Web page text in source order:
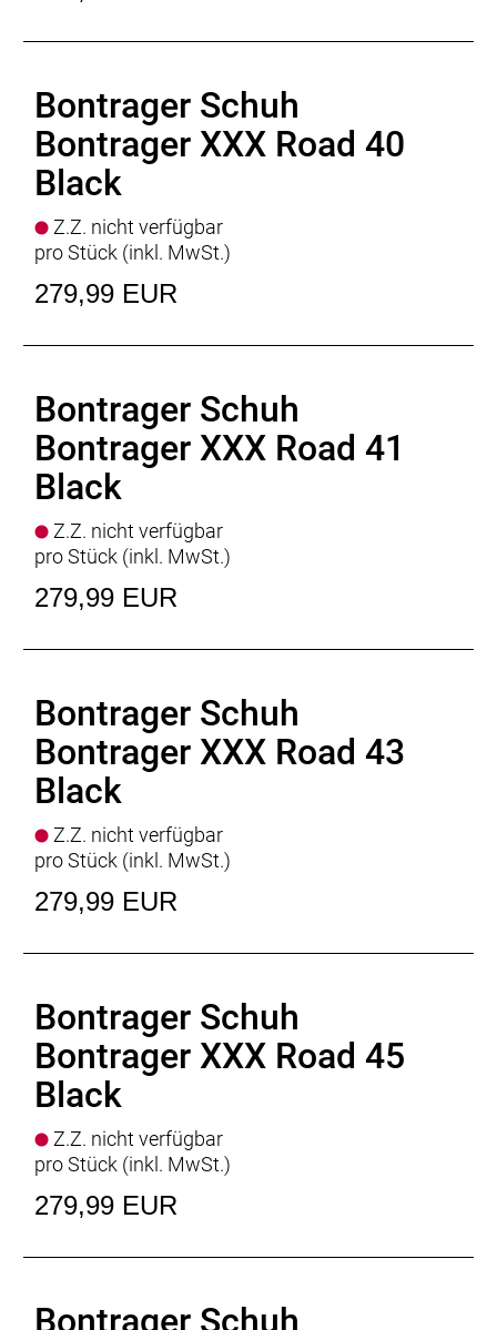
Bontrager Schuh
Bontrager XXX Road 40
Black
Z.Z. nicht verfügbar
pro Stück (inkl. MwSt.)
279,99 EUR
Bontrager Schuh
Bontrager XXX Road 41
Black
Z.Z. nicht verfügbar
pro Stück (inkl. MwSt.)
279,99 EUR
Bontrager Schuh
Bontrager XXX Road 43
Black
Z.Z. nicht verfügbar
pro Stück (inkl. MwSt.)
279,99 EUR
Bontrager Schuh
Bontrager XXX Road 45
Black
Z.Z. nicht verfügbar
pro Stück (inkl. MwSt.)
279,99 EUR
Bontrager Schuh